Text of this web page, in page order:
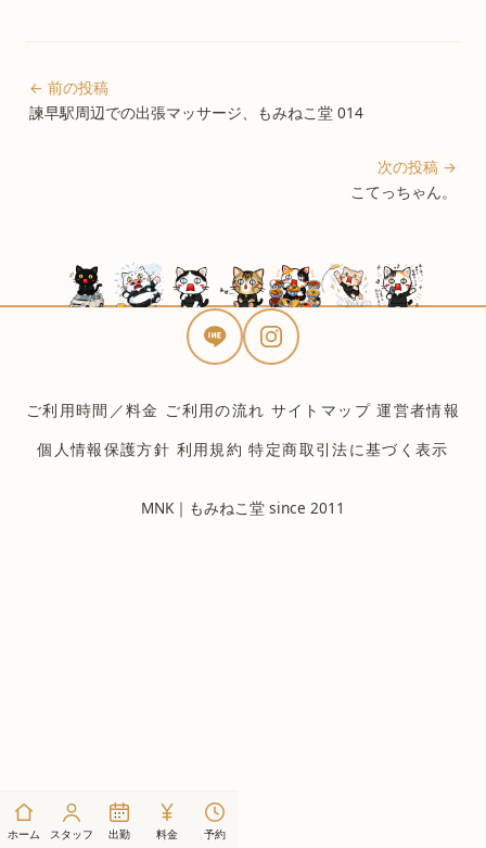
← 前の投稿
諫早駅周辺での出張マッサージ、もみねこ堂 014
次の投稿 →
こてっちゃん。
ご利用時間／料金 ご利用の流れ サイトマップ 運営者情報
個人情報保護方針 利用規約 特定商取引法に基づく表示
MNK｜もみねこ堂 since 2011
ホーム スタッフ 出勤 料金 予約